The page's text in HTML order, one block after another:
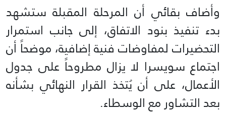
وأضاف بقائي أن المرحلة المقبلة ستشهد
بدء تنفيذ بنود الاتفاق، إلى جانب استمرار
التحضيرات لمفاوضات فنية إضافية، موضحاً أن
اجتماع سويسرا لا يزال مطروحاً على جدول
الأعمال، على أن يُتخذ القرار النهائي بشأنه
بعد التشاور مع الوسطاء.